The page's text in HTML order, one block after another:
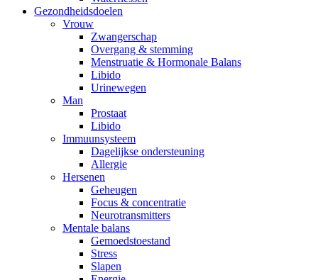
Gezondheidsdoelen
Vrouw
Zwangerschap
Overgang & stemming
Menstruatie & Hormonale Balans
Libido
Urinewegen
Man
Prostaat
Libido
Immuunsysteem
Dagelijkse ondersteuning
Allergie
Hersenen
Geheugen
Focus & concentratie
Neurotransmitters
Mentale balans
Gemoedstoestand
Stress
Slapen